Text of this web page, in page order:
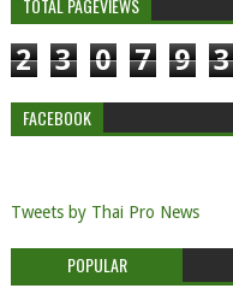
TOTAL PAGEVIEWS
2 3 0 7 9 3
FACEBOOK
Tweets by Thai Pro News
POPULAR